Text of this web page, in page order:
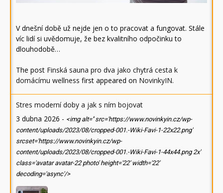
V dnešní době už nejde jen o to pracovat a fungovat. Stále
víc lidí si uvědomuje, že bez kvalitního odpočinku to
dlouhodobě…
The post Finská sauna pro dva jako chytrá cesta k
domácímu wellness first appeared on NovinkyIN.
Stres moderní doby a jak s ním bojovat
3 dubna 2026 - <img alt='' src='https://www.novinkyin.cz/wp-
content/uploads/2023/08/cropped-001.-Wiki-Favi-1-22x22.png'
srcset='https://www.novinkyin.cz/wp-
content/uploads/2023/08/cropped-001.-Wiki-Favi-1-44x44.png 2x'
class='avatar avatar-22 photo' height='22' width='22'
decoding='async'/>